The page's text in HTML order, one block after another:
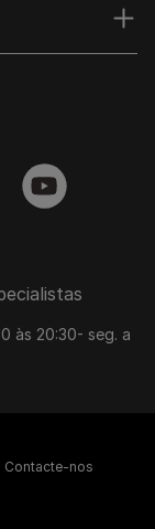
às 20:30- seg. a
youtube
Contacte-nos